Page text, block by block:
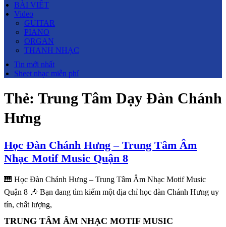
BÀI VIẾT
Video
GUITAR
PIANO
ORGAN
THANH NHẠC
Tin mới nhất
Sheet nhạc miễn phí
Thẻ: Trung Tâm Dạy Đàn Chánh
Hưng
Học Đàn Chánh Hưng – Trung Tâm Âm
Nhạc Motif Music Quận 8
🎹 Học Đàn Chánh Hưng – Trung Tâm Âm Nhạc Motif Music
Quận 8 🎶 Bạn đang tìm kiếm một địa chỉ học đàn Chánh Hưng uy
tín, chất lượng,
TRUNG TÂM ÂM NHẠC MOTIF MUSIC